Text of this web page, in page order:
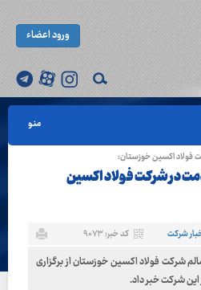
ورود اعضاء
منو
فولاد اکسین خوزستان:
در شرکت فولاد اکسین
شرکت کد خبر: ۹۰۷۳
شرکت فولاد اکسین خوزستان از برگزاری
شرکت خبر داد.